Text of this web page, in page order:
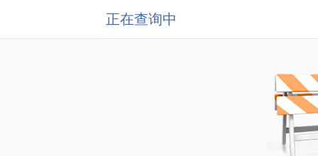
正在查询中